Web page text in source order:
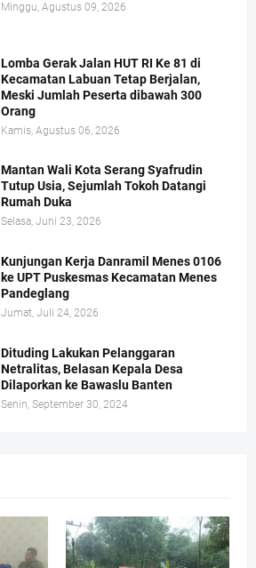
Minggu, Agustus 09, 2026
Lomba Gerak Jalan HUT RI Ke 81 di
Kecamatan Labuan Tetap Berjalan,
Meski Jumlah Peserta dibawah 300
Orang
Kamis, Agustus 06, 2026
Mantan Wali Kota Serang Syafrudin
Tutup Usia, Sejumlah Tokoh Datangi
Rumah Duka
Selasa, Juni 23, 2026
Kunjungan Kerja Danramil Menes 0106
ke UPT Puskesmas Kecamatan Menes
Pandeglang
Jumat, Juli 24, 2026
Dituding Lakukan Pelanggaran
Netralitas, Belasan Kepala Desa
Dilaporkan ke Bawaslu Banten
Senin, September 30, 2024